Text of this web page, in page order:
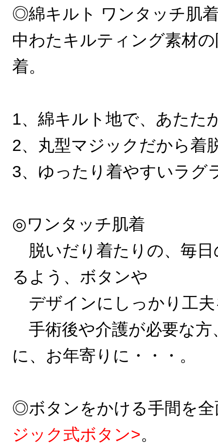
◎綿キルト ワンタッチ肌
中わたキルティング素材
着。
1、綿キルト地で、あたた
2、丸型マジックだから着
3、ゆったり着やすいラグ
◎ワンタッチ肌着
脱いだり着たりの、毎日
るよう、ボタンや
デザインにしっかり工
手術後や介護が必要な方
に、お年寄りに・・・。
◎ボタンをかける手間を全
ジック式ボタン>。